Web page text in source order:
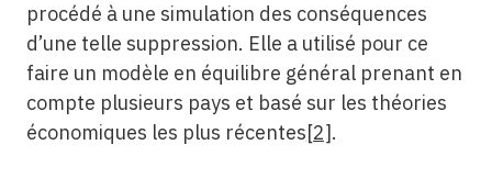
procédé à une simulation des conséquences
d’une telle suppression. Elle a utilisé pour ce
faire un modèle en équilibre général prenant en
compte plusieurs pays et basé sur les théories
économiques les plus récentes[2].